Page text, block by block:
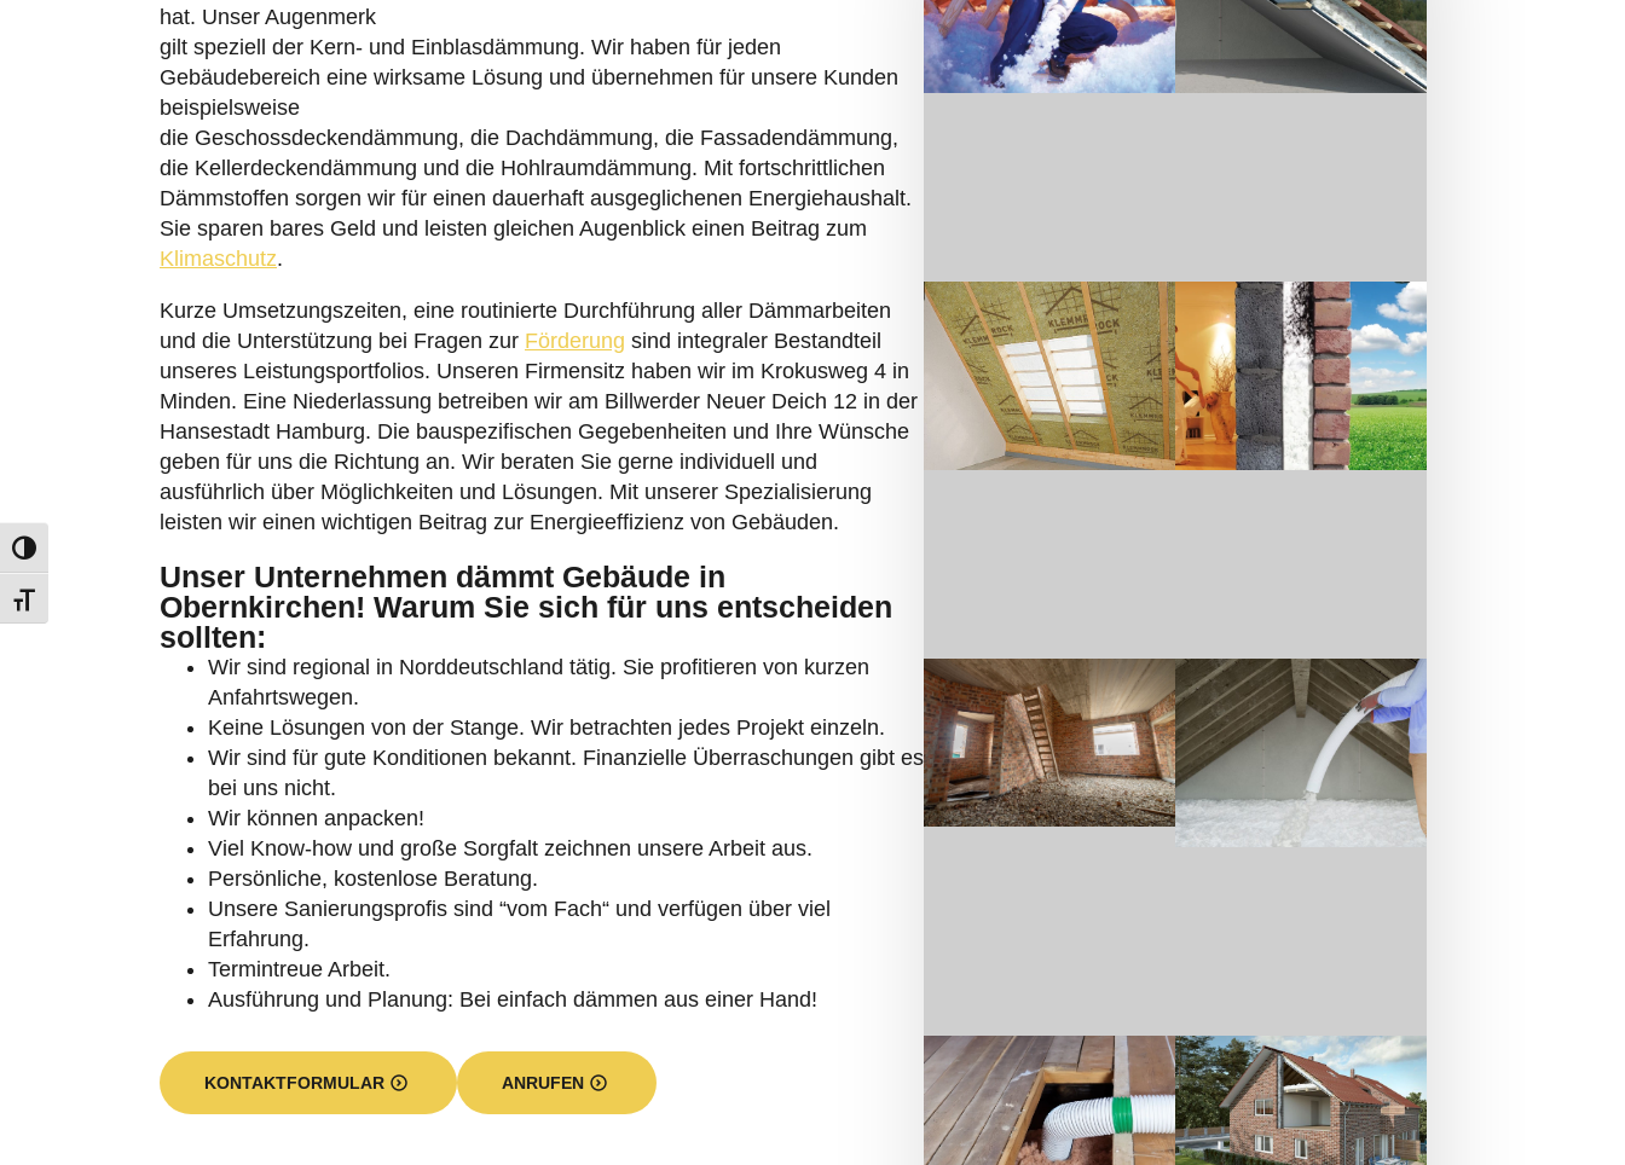
Umschalten auf hohe Kontraste
hat. Unser Augenmerk
gilt speziell der Kern- und Einblasdämmung. Wir haben für jeden
Gebäudebereich eine wirksame Lösung und übernehmen für unsere Kunden
beispielsweise
die Geschossdeckendämmung, die Dachdämmung, die Fassadendämmung,
die Kellerdeckendämmung und die Hohlraumdämmung. Mit fortschrittlichen
Dämmstoffen sorgen wir für einen dauerhaft ausgeglichenen Energiehaushalt.
Sie sparen bares Geld und leisten gleichen Augenblick einen Beitrag zum
Klimaschutz.
Kurze Umsetzungszeiten, eine routinierte Durchführung aller Dämmarbeiten
und die Unterstützung bei Fragen zur Förderung sind integraler Bestandteil
unseres Leistungsportfolios. Unseren Firmensitz haben wir im Krokusweg 4 in
Minden. Eine Niederlassung betreiben wir am Billwerder Neuer Deich 12 in der
Hansestadt Hamburg. Die bauspezifischen Gegebenheiten und Ihre Wünsche
geben für uns die Richtung an. Wir beraten Sie gerne individuell und
ausführlich über Möglichkeiten und Lösungen. Mit unserer Spezialisierung
leisten wir einen wichtigen Beitrag zur Energieeffizienz von Gebäuden.
Unser Unternehmen dämmt Gebäude in
Obernkirchen! Warum Sie sich für uns entscheiden
sollten:
Wir sind regional in Norddeutschland tätig. Sie profitieren von kurzen
Anfahrtswegen.
Keine Lösungen von der Stange. Wir betrachten jedes Projekt einzeln.
Wir sind für gute Konditionen bekannt. Finanzielle Überraschungen gibt es
bei uns nicht.
Wir können anpacken!
Viel Know-how und große Sorgfalt zeichnen unsere Arbeit aus.
Persönliche, kostenlose Beratung.
Unsere Sanierungsprofis sind “vom Fach“ und verfügen über viel
Erfahrung.
Termintreue Arbeit.
Ausführung und Planung: Bei einfach dämmen aus einer Hand!
KONTAKTFORMULAR ANRUFEN